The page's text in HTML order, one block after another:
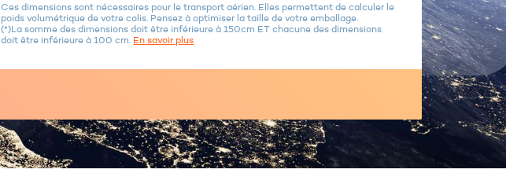
Ces dimensions sont nécessaires pour le transport aérien. Elles permettent de calculer le
poids volumétrique de votre colis. Pensez à optimiser la taille de votre emballage.
(*)La somme des dimensions doit être inférieure à 150cm ET chacune des dimensions
doit être inférieure à 100 cm. En savoir plus